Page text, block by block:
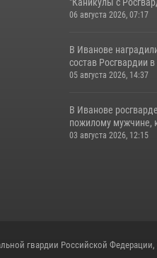
06 августа 2026, 07:17
В Иванове
состав Росгвардии в
05 августа 2026, 14:37
В Иванове
пожилому мужчине,
03 августа 2026, 12:15
гвардии Российской Федерации,